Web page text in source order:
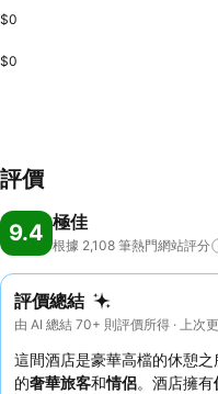
$0
$0
評價
9.4 極佳
根據 2,108 筆熱門網站評分
評價總結
由 AI 總結 70+ 則評價所得 · 上次
這間酒店是豪華高檔的休憩
的奢華旅客和情侶。酒店擁有